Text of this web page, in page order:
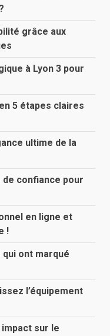
grâce aux
à Lyon 3 pour
5 étapes claires
ultime de la
de confiance pour
en ligne et
!
ont marqué
l’équipement
sur le